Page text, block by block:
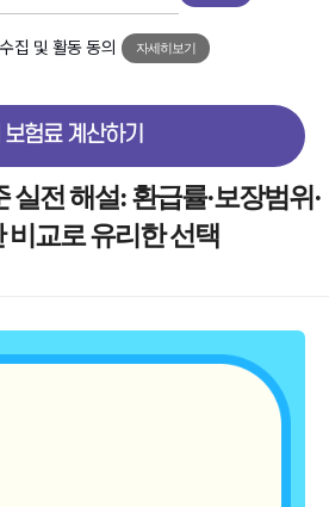
집 및 활동 동의 자세히보기
보험료 계산하기
실전 해설: 환급률·보장범위·
비교로 유리한 선택